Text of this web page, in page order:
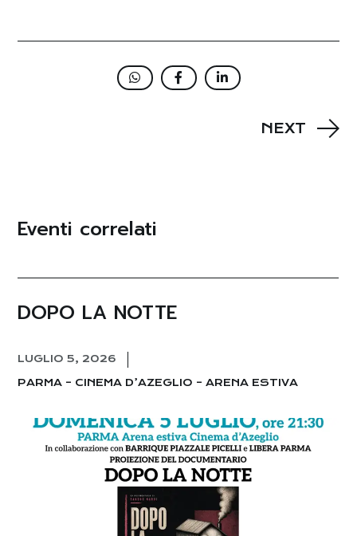
NEXT
Eventi correlati
DOPO LA NOTTE
LUGLIO 5, 2026
PARMA – CINEMA D’AZEGLIO – ARENA ESTIVA